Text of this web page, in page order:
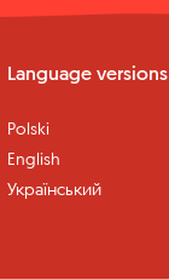
Language versions
Polski
English
Український